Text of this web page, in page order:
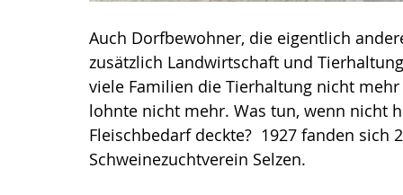
Auch Dorfbewohner, die eigentlich
zusätzlich Landwirtschaft und
viele Familien die Tierhaltung nicht
lohnte nicht mehr. Was tun, wenn nicht
Fleischbedarf deckte?  1927 fanden
Schweinezuchtverein Selzen.